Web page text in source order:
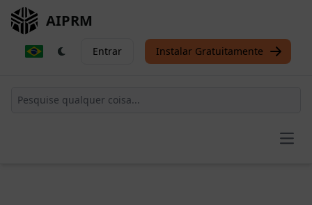
AIPRM
Entrar Instalar Gratuitamente